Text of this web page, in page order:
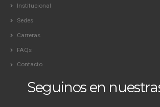
Institucional
Sedes
Carreras
FAQs
Contacto
Seguinos en